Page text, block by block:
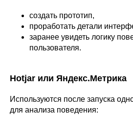
создать прототип,
проработать детали
заранее увидеть логику
пользователя.
Hotjar или Яндекс.Метрика
Используются после запуска
для анализа поведения: